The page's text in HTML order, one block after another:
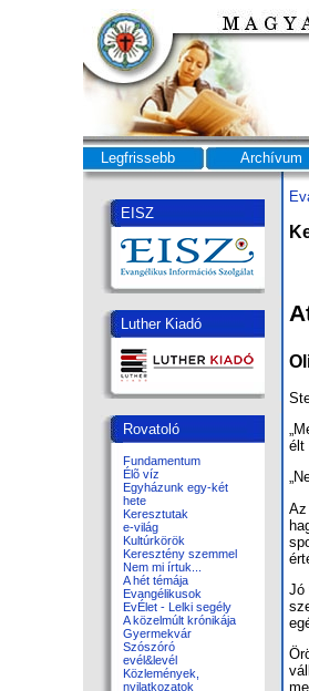
Legfrissebb Archívum
EISZ
Luther Kiadó
Rovatoló
Fundamentum
Élõ víz
Egyházunk egy-két
hete
Keresztutak
e-világ
Kultúrkörök
Keresztény szemmel
Nem mi írtuk...
A hét témája
Evangélikusok
EvÉlet - Lelki segély
A közelmúlt krónikája
Gyermekvár
Szószóró
evél&levél
Közlemények,
nyilatkozatok
élt
Az
Jó